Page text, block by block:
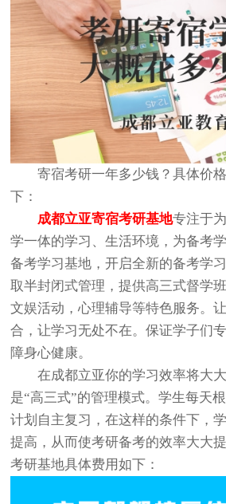
寄宿考研一年多少钱？具体价格
下：
成都立亚寄宿考研基地专注于
学一体的学习、生活环境，为备考
备考学习基地，开启全新的备考学
取半封闭式管理，提供高三式督学
文娱活动，心理辅导等特色服务。
合，让学习无处不在。保证学子们
障身心健康。
在成都立亚你的学习效率将大大
是“高三式”的管理模式。学生每天
计划自主复习，在这样的条件下，
提高，从而使考研备考的效率大大
考研基地具体费用如下：